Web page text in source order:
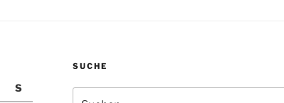
S
SUCHE